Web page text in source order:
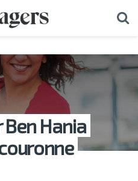
Hania